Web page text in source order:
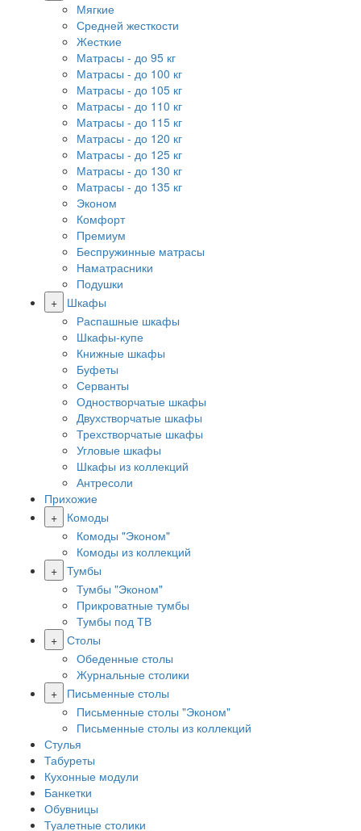
Мягкие
Средней жесткости
Жесткие
Матрасы - до 95 кг
Матрасы - до 100 кг
Матрасы - до 105 кг
Матрасы - до 110 кг
Матрасы - до 115 кг
Матрасы - до 120 кг
Матрасы - до 125 кг
Матрасы - до 130 кг
Матрасы - до 135 кг
Эконом
Комфорт
Премиум
Беспружинные матрасы
Наматрасники
Подушки
+
Шкафы
Распашные шкафы
Шкафы-купе
Книжные шкафы
Буфеты
Серванты
Одностворчатые шкафы
Двухстворчатые шкафы
Трехстворчатые шкафы
Угловые шкафы
Шкафы из коллекций
Антресоли
Прихожие
+
Комоды
Комоды "Эконом"
Комоды из коллекций
+ Тумбы
Тумбы "Эконом"
Прикроватные тумбы
Тумбы под ТВ
+ Столы
Обеденные столы
Журнальные столики
+
Письменные столы
Письменные столы "Эконом"
Письменные столы из коллекций
Стулья
Табуреты
Кухонные модули
Банкетки
Обувницы
Туалетные столики